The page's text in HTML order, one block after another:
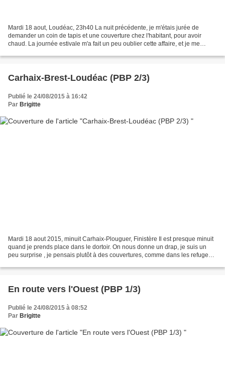
Mardi 18 aout, Loudéac, 23h40 La nuit précédente, je m'étais jurée de
demander un coin de tapis et une couverture chez l'habitant, pour avoir
chaud. La journée estivale m'a fait un peu oublier cette affaire, et je me
Carhaix-Brest-Loudéac (PBP 2/3)
Publié le 24/08/2015 à 16:42
Par Brigitte
Mardi 18 aout 2015, minuit Carhaix-Plouguer, Finistère Il est presque minuit
quand je prends place dans le dortoir. On nous donne un drap, je suis un
peu surprise , je pensais plutôt à des couvertures, comme dans les refuges
En route vers l'Ouest (PBP 1/3)
Publié le 24/08/2015 à 08:52
Par Brigitte